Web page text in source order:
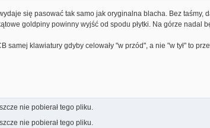
się pasować tak samo jak oryginalna blacha. Bez taśmy,
goldpiny powinny wyjść od spodu płytki. Na górze nadal
samej klawiatury gdyby celowały "w przód", a nie "w tył" to
nie pobierał tego pliku.
nie pobierał tego pliku.